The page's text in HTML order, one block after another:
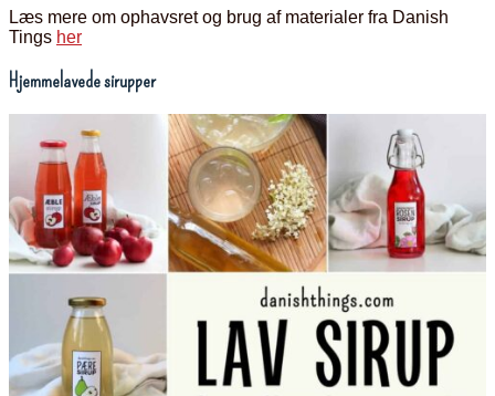
Læs mere om ophavsret og brug af materialer fra Danish
Tings her
Hjemmelavede sirupper